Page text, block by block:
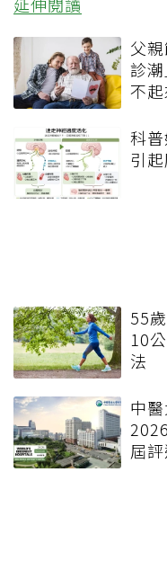
父
診
不
科
引
55
10
法
中
屆